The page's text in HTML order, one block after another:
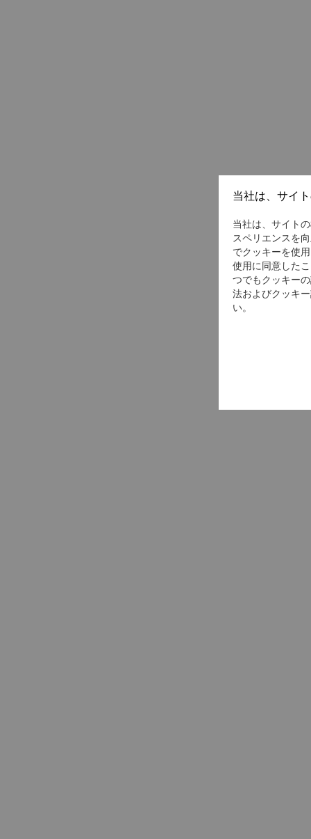
当社は、サイ
当社は、サイト
スペリエンスを
でクッキーを使
使用に同意した
つでもクッキー
法およびクッキ
い。